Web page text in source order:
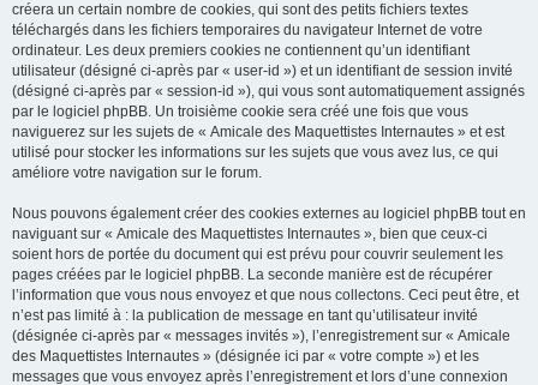
créera un certain nombre de cookies, qui sont des petits fichiers textes
téléchargés dans les fichiers temporaires du navigateur Internet de votre
ordinateur. Les deux premiers cookies ne contiennent qu’un identifiant
utilisateur (désigné ci-après par « user-id ») et un identifiant de session invité
(désigné ci-après par « session-id »), qui vous sont automatiquement assignés
par le logiciel phpBB. Un troisième cookie sera créé une fois que vous
naviguerez sur les sujets de « Amicale des Maquettistes Internautes » et est
utilisé pour stocker les informations sur les sujets que vous avez lus, ce qui
améliore votre navigation sur le forum.
Nous pouvons également créer des cookies externes au logiciel phpBB tout en
naviguant sur « Amicale des Maquettistes Internautes », bien que ceux-ci
soient hors de portée du document qui est prévu pour couvrir seulement les
pages créées par le logiciel phpBB. La seconde manière est de récupérer
l’information que vous nous envoyez et que nous collectons. Ceci peut être, et
n’est pas limité à : la publication de message en tant qu’utilisateur invité
(désignée ci-après par « messages invités »), l’enregistrement sur « Amicale
des Maquettistes Internautes » (désignée ici par « votre compte ») et les
messages que vous envoyez après l’enregistrement et lors d’une connexion